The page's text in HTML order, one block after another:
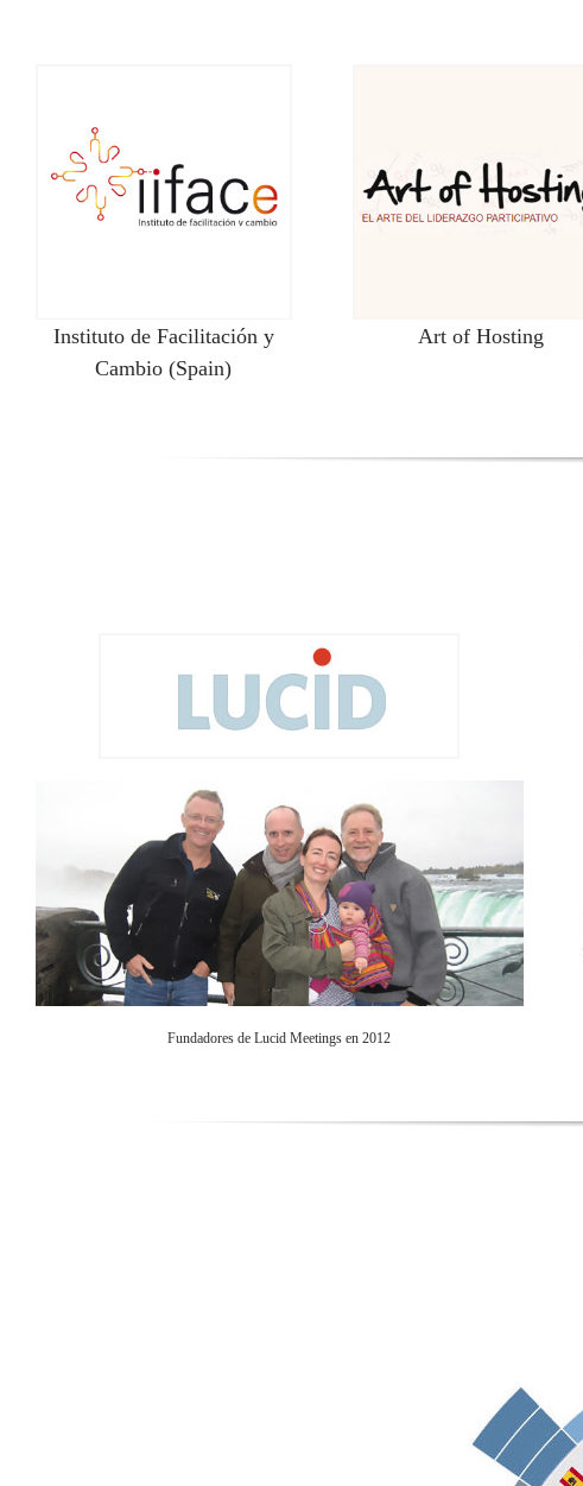
Instituto de Facilitación y
Cambio (Spain)
Art of Hosting
Fundadores de Lucid Meetings en 2012